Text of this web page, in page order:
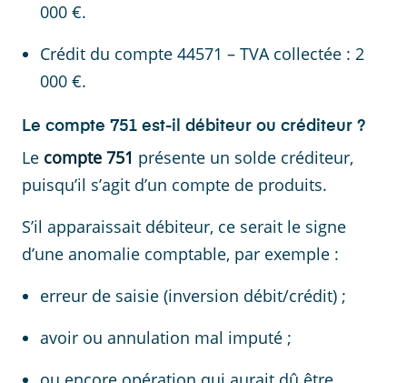
000 €.
Crédit du compte 44571 – TVA collectée : 2
000 €.
Le compte 751 est-il débiteur ou créditeur ?
Le compte 751 présente un solde créditeur,
puisqu’il s’agit d’un compte de produits.
S’il apparaissait débiteur, ce serait le signe
d’une anomalie comptable, par exemple :
erreur de saisie (inversion débit/crédit) ;
avoir ou annulation mal imputé ;